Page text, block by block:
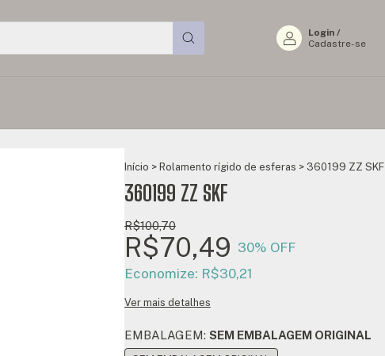
Login /
Cadastre-se
Início > Rolamento rígido de esferas > 360199 ZZ SKF
360199 ZZ SKF
R$100,70
R$70,49 30% OFF
Economize: R$30,21
Ver mais detalhes
EMBALAGEM: SEM EMBALAGEM ORIGINAL